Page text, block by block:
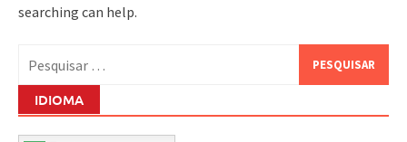
searching can help.
por:
IDIOMA